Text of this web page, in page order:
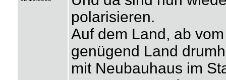
polarisieren.
Auf dem Land, ab
genügend Land
mit Neubauhaus im